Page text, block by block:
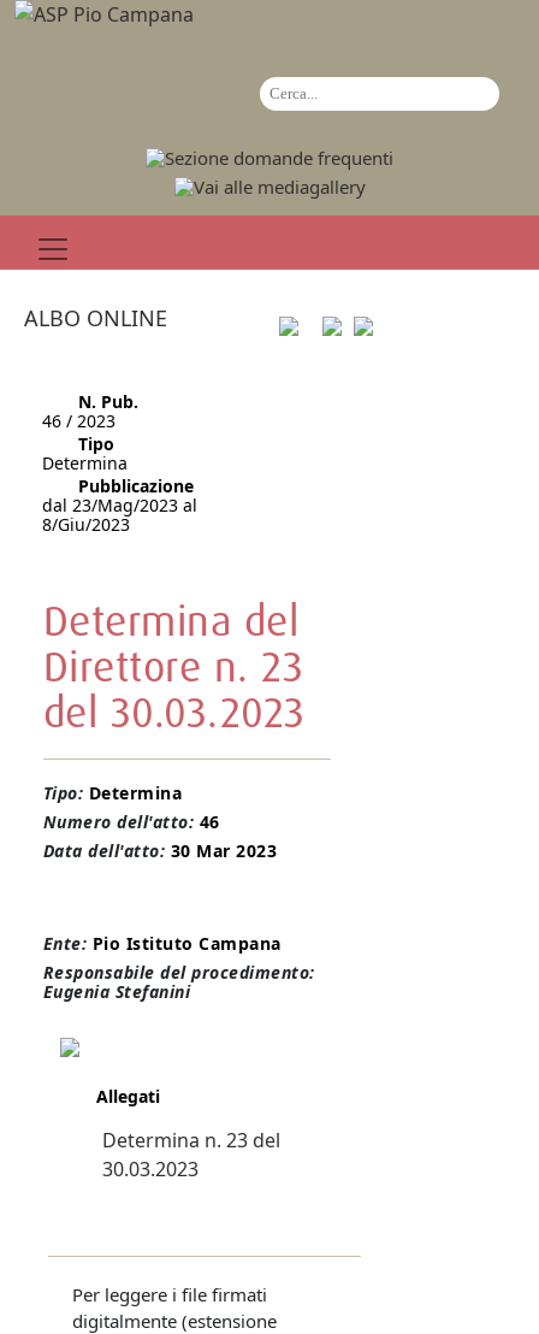
ALBO ONLINE
N. Pub.
46 / 2023
Tipo
Determina
Pubblicazione
dal 23/Mag/2023 al
8/Giu/2023
Determina del
Direttore n. 23
del 30.03.2023
Tipo: Determina
Numero dell'atto: 46
Data dell'atto: 30 Mar 2023
Ente: Pio Istituto Campana
Responsabile del procedimento:
Eugenia Stefanini
Allegati
Determina n. 23 del
30.03.2023
Per leggere i file firmati
digitalmente (estensione